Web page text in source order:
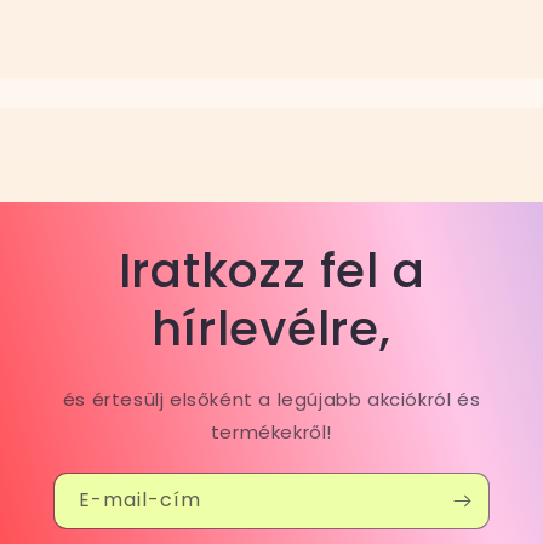
Iratkozz fel a
hírlevélre,
és értesülj elsőként a legújabb akciókról és
termékekről!
E-mail-cím